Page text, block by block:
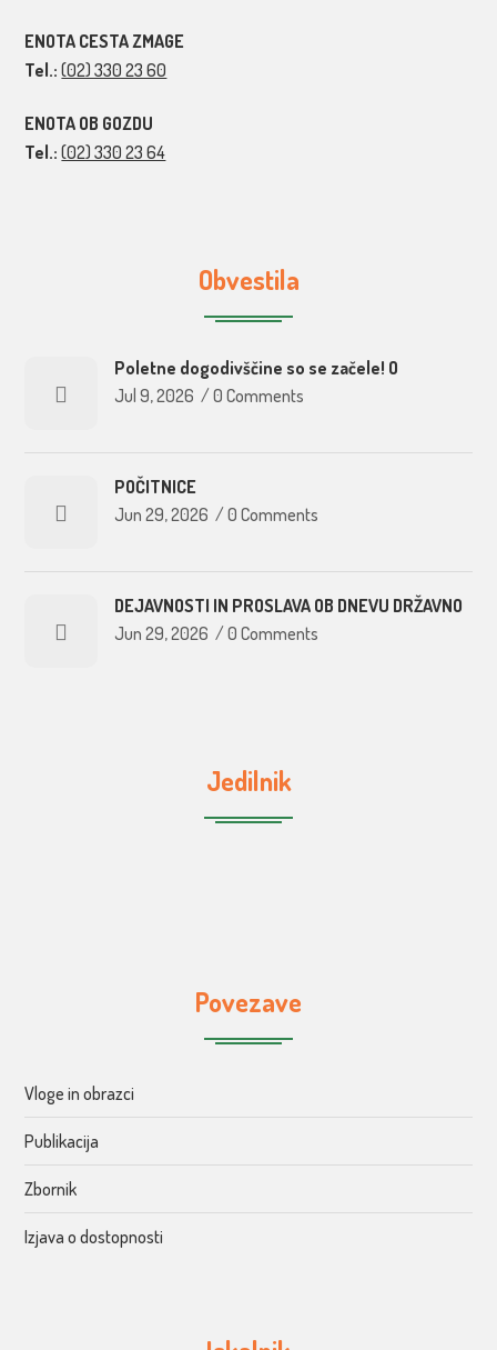
ENOTA CESTA ZMAGE
Tel.: (02) 330 23 60
ENOTA OB GOZDU
Tel.: (02) 330 23 64
Obvestila
Poletne dogodivščine so se začele! O
Jul 9, 2026 /0 Comments
POČITNICE
Jun 29, 2026 /0 Comments
DEJAVNOSTI IN PROSLAVA OB DNEVU DRŽAVNO
Jun 29, 2026 /0 Comments
Jedilnik
Povezave
Vloge in obrazci
Publikacija
Zbornik
Izjava o dostopnosti